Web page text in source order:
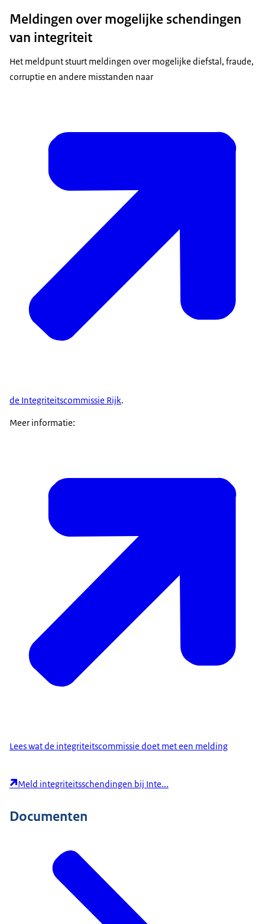
Meldingen over mogelijke schendingen
van integriteit
Het meldpunt stuurt meldingen over mogelijke diefstal, fraude,
corruptie en andere misstanden naar
de Integriteitscommissie Rijk.
Meer informatie:
Lees wat de integriteitscommissie doet met een melding
Meld integriteitsschendingen bij Inte...
Documenten